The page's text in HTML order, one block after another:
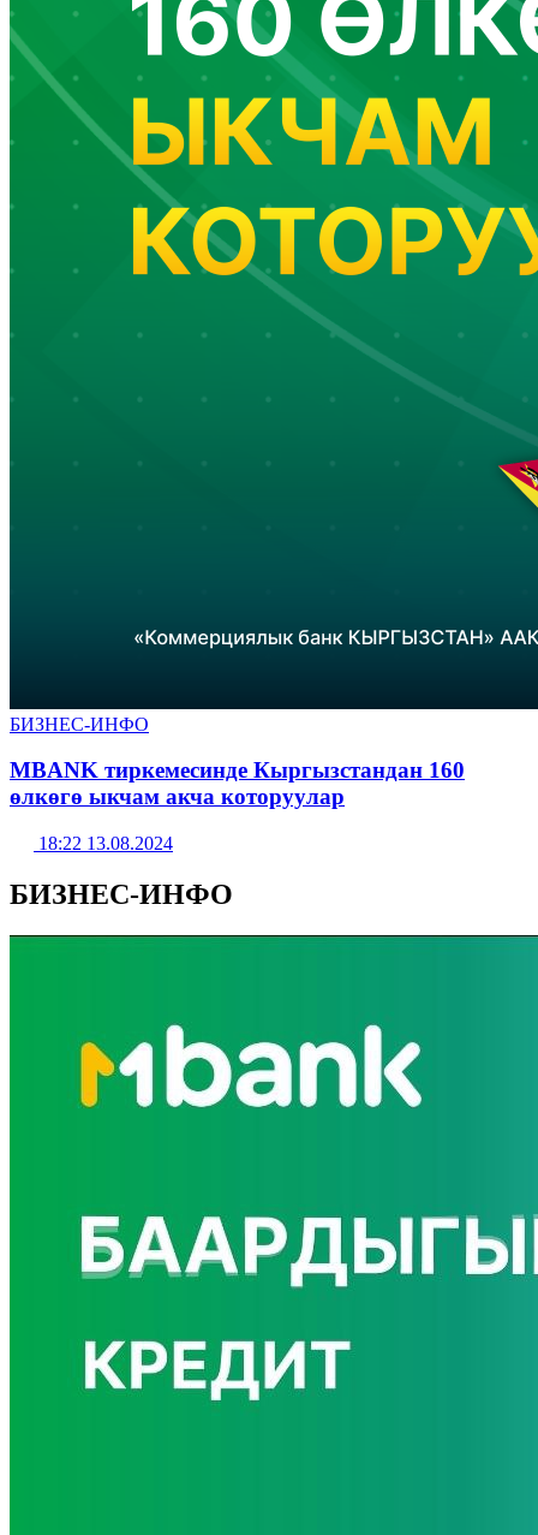
БИЗНЕС-ИНФО
MBANK тиркемесинде Кыргызстандан 160
өлкөгө ыкчам акча которуулар
18:22 13.08.2024
БИЗНЕС-ИНФО